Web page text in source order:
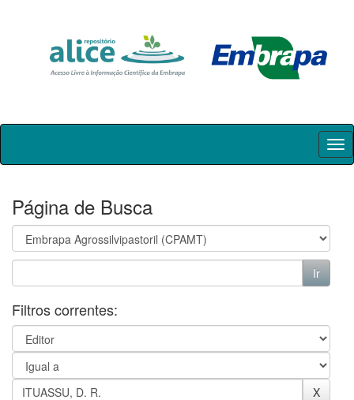
Skip
Página de Busca
Filtros correntes: